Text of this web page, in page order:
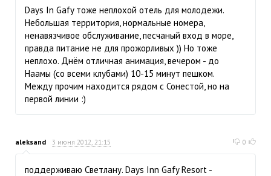
Days In Gafy тоже неплохой отель для молодежи.
Небольшая территория, нормальные номера,
ненавязчивое обслуживание, песчаный вход в море,
правда питание не для прожорливых )) Но тоже
неплохо. Днём отличная анимация, вечером - до
Наамы (со всеми клубами) 10-15 минут пешком.
Между прочим находится рядом с Сонестой, но на
первой линии :)
aleksand 3 июня 2012, 21:15 0
поддерживаю Светлану. Days Inn Gafy Resort -